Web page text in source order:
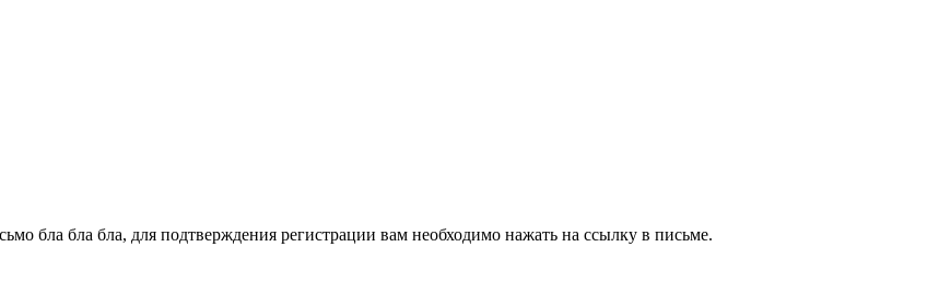
бла бла бла, для подтверждения регистрации вам необходимо нажать на ссылку в письме.